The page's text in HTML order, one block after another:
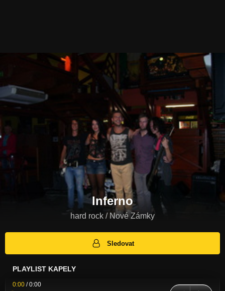
Inferno
hard rock / Nové Zámky
Sledovat
PLAYLIST KAPELY
0:00 /0:00